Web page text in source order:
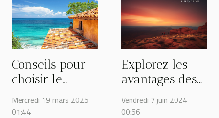
Conseils pour
choisir le
hébergement
Mercredi 19 mars 2025
01:44
Explorez les
avantages des
parrainage
Vendredi 7 juin 2024
00:56